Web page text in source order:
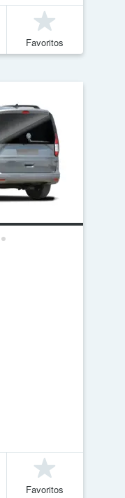
Favoritos
Favoritos